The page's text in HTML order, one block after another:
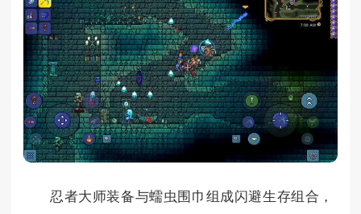
忍者大师装备与蠕虫围巾组成闪避生存组合，